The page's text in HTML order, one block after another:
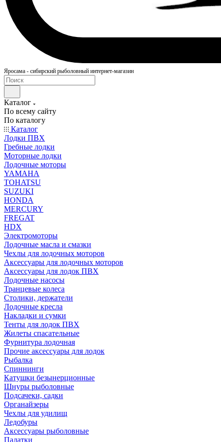
Яросама - сибирский рыболовный интернет-магазин
Каталог
По всему сайту
По каталогу
Каталог
Лодки ПВХ
Гребные лодки
Моторные лодки
Лодочные моторы
YAMAHA
TOHATSU
SUZUKI
HONDA
MERCURY
FREGAT
HDX
Электромоторы
Лодочные масла и смазки
Чехлы для лодочных моторов
Аксессуары для лодочных моторов
Аксессуары для лодок ПВХ
Лодочные насосы
Транцевые колеса
Столики, держатели
Лодочные кресла
Накладки и сумки
Тенты для лодок ПВХ
Жилеты спасательные
Фурнитура лодочная
Прочие аксессуары для лодок
Рыбалка
Спиннинги
Катушки безынерционные
Шнуры рыболовные
Подсачеки, садки
Органайзеры
Чехлы для удилищ
Ледобуры
Аксессуары рыболовные
Палатки